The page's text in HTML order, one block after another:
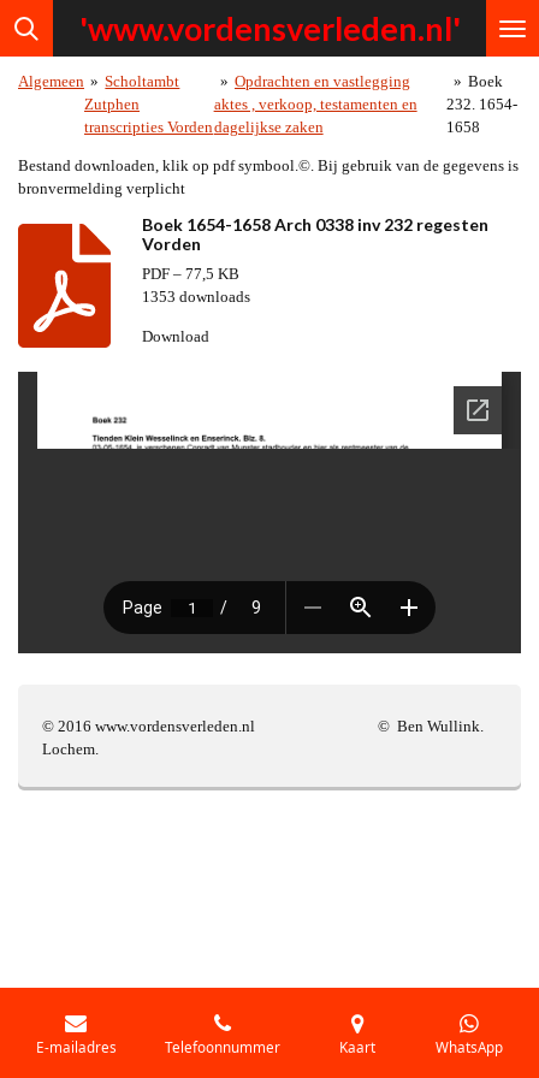
Ga
direct
de
hoofdinhoud
'www.vordensverleden.nl'
Algemeen » Scholtambt
Zutphen
transcripties Vorden
» Opdrachten en vastlegging
aktes , verkoop, testamenten en
dagelijkse zaken
» Boek
232. 1654-
1658
Bestand downloaden, klik op pdf symbool.©. Bij gebruik van de gegevens is
bronvermelding verplicht
Boek 1654-1658 Arch 0338 inv 232 regesten
Vorden
PDF – 77,5 KB
1353 downloads
Download
© 2016 www.vordensverleden.nl © Ben Wullink.
Lochem.
E-mailadres Telefoonnummer Kaart WhatsApp